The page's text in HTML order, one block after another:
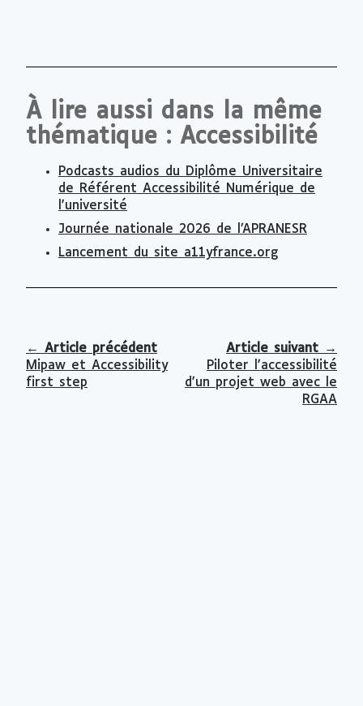
À lire aussi dans la même
thématique : Accessibilité
Podcasts audios du Diplôme Universitaire
de Référent Accessibilité Numérique de
l'université
Journée nationale 2026 de l’APRANESR
Lancement du site a11yfrance.org
← Article précédent
Mipaw et Accessibility
first step
Article suivant →
Piloter l'accessibilité
d'un projet web avec le
RGAA